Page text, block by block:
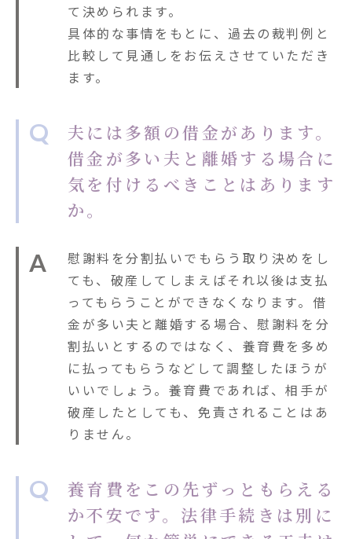
て決められます。
具体的な事情をもとに、過去の裁判例と
比較して見通しをお伝えさせていただき
ます。
Q
夫には多額の借金があります。
借金が多い夫と離婚する場合に
気を付けるべきことはあります
か。
A
慰謝料を分割払いでもらう取り決めをし
ても、破産してしまえばそれ以後は支払
ってもらうことができなくなります。借
金が多い夫と離婚する場合、慰謝料を分
割払いとするのではなく、養育費を多め
に払ってもらうなどして調整したほうが
いいでしょう。養育費であれば、相手が
破産したとしても、免責されることはあ
りません。
Q
養育費をこの先ずっともらえる
か不安です。法律手続きは別に